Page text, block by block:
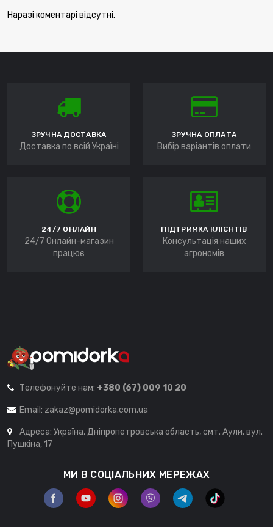
Наразі коментарі відсутні.
ЗРУЧНА ДОСТАВКА
Доставка по всій Україні
ЗРУЧНА ОПЛАТА
Вибір варіантів оплати
24/7 ОНЛАЙН
24/7 Онлайн-магазин
працює
ПІДТРИМКА КЛІЄНТІВ
Консультація наших
агрономів
Телефонуйте нам: +380 (67) 009 10 20
Email: zakaz@pomidorka.com.ua
Адреса: Україна, Дніпропетровська область, смт. Аули, вул.
Пушкіна, 17
МИ В СОЦІАЛЬНИХ МЕРЕЖАХ